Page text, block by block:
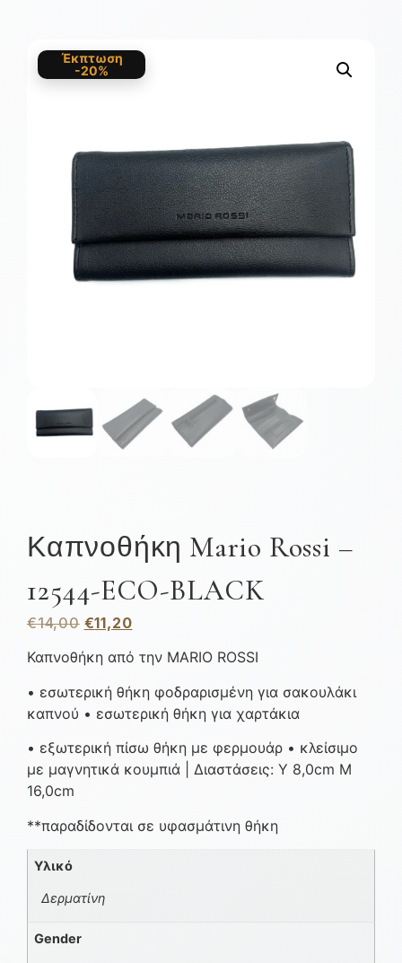
Έκπτωση
-20%
Καπνοθήκη Mario Rossi –
12544-ECO-BLACK
€14,00 €11,20
Καπνοθήκη από την MARIO ROSSI
• εσωτερική θήκη φοδραρισμένη για σακουλάκι
καπνού • εσωτερική θήκη για χαρτάκια
• εξωτερική πίσω θήκη με φερμουάρ • κλείσιμο
με μαγνητικά κουμπιά | Διαστάσεις: Υ 8,0cm Μ
16,0cm
**παραδίδονται σε υφασμάτινη θήκη
Υλικό
Δερματίνη
Gender